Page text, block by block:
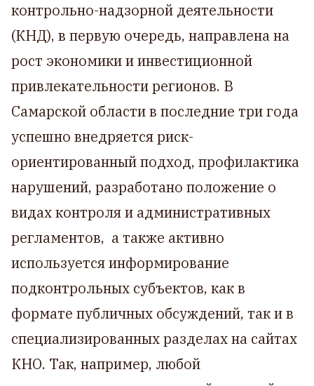
контрольно-надзорной деятельности
(КНД), в первую очередь, направлена на
рост экономики и инвестиционной
привлекательности регионов. В
Самарской области в последние три года
успешно внедряется риск-
ориентированный подход, профилактика
нарушений, разработано положение о
видах контроля и административных
регламентов, а также активно
используется информирование
подконтрольных субъектов, как в
формате публичных обсуждений, так и в
специализированных разделах на сайтах
КНО. Так, например, любой